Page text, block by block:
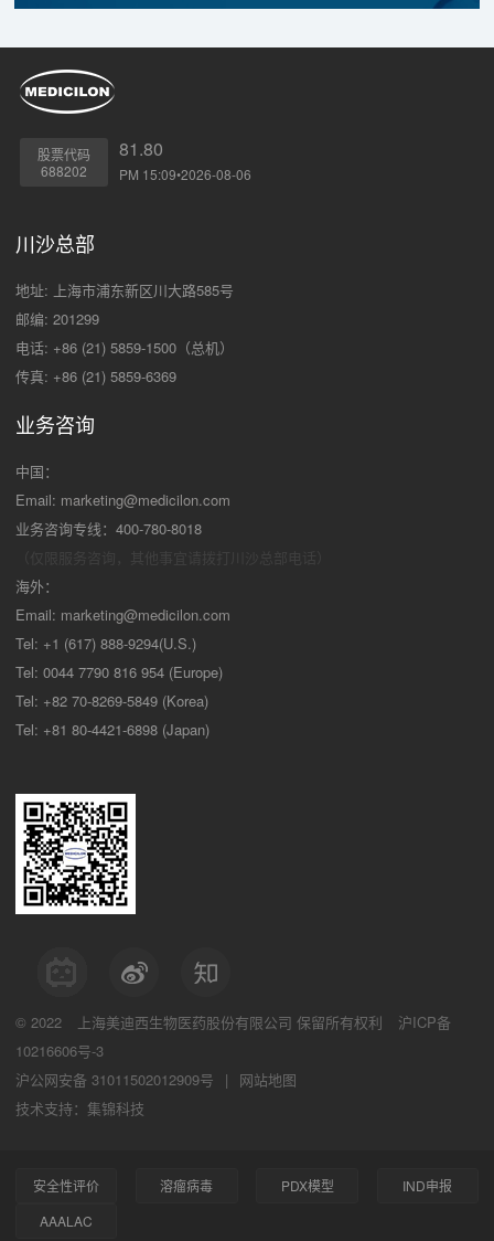
股票代码
688202
81.80
PM 15:09•2026-08-06
川沙总部
地址: 上海市浦东新区川大路585号
邮编: 201299
电话: +86 (21) 5859-1500（总机）
传真: +86 (21) 5859-6369
业务咨询
中国：
Email: marketing@medicilon.com
业务咨询专线：400-780-8018
海外：
Email: marketing@medicilon.com
Tel: +1 (617) 888-9294(U.S.)
Tel: 0044 7790 816 954 (Europe)
Tel: +82 70-8269-5849 (Korea)
Tel: +81 80-4421-6898 (Japan)
© 2022 上海美迪西生物医药股份有限公司 保留所有权利
沪ICP备
10216606号-3
沪公网安备 31011502012909号
|
网站地图
技术支持：集锦科技
安全性评价 溶瘤病毒 PDX模型
IND申报
AAALAC